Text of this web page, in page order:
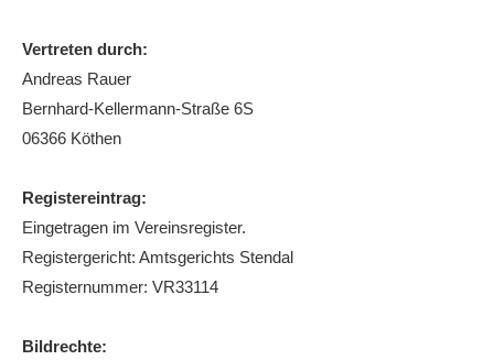
Punktspiele
Punktspiele Wintersaison 2025/2026
TRAINING
Trainingszeiten
Trainer
Vertreten durch:
Andreas Rauer
Bernhard-Kellermann-Straße 6S
06366 Köthen
Registereintrag:
Eingetragen im Vereinsregister.
Registergericht: Amtsgerichts Stendal
Registernummer: VR33114
Bildrechte: